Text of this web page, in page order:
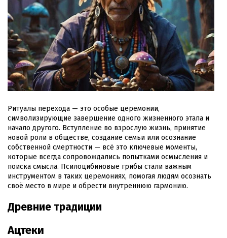
Ритуалы перехода — это особые церемонии,
символизирующие завершение одного жизненного этапа и
начало другого. Вступление во взрослую жизнь, принятие
новой роли в обществе, создание семьи или осознание
собственной смертности — всё это ключевые моменты,
которые всегда сопровождались попытками осмысления и
поиска смысла. Псилоцибиновые грибы стали важным
инструментом в таких церемониях, помогая людям осознать
своё место в мире и обрести внутреннюю гармонию.
Древние традиции
Ацтеки